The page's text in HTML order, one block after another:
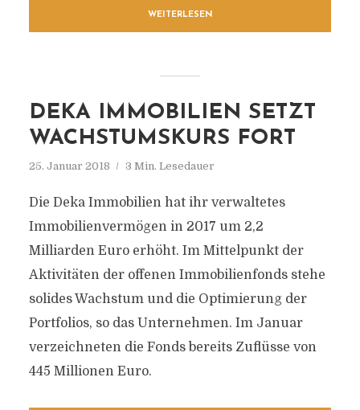
WEITERLESEN
DEKA IMMOBILIEN SETZT
WACHSTUMSKURS FORT
25. Januar 2018 3 Min. Lesedauer
Die Deka Immobilien hat ihr verwaltetes
Immobilienvermögen in 2017 um 2,2
Milliarden Euro erhöht. Im Mittelpunkt der
Aktivitäten der offenen Immobilienfonds stehe
solides Wachstum und die Optimierung der
Portfolios, so das Unternehmen. Im Januar
verzeichneten die Fonds bereits Zuflüsse von
445 Millionen Euro.